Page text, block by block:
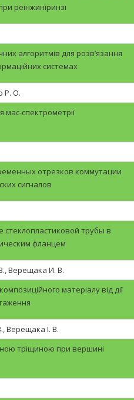
реінжиніринзі
алгоритмів для розв’язання
системах
Р. О.
мас-спектрометрії
отрезков коммутации
сигналов
стеклопластиковой трубы в
фланцем
Верещака И. В.
матеріалу від дії
Верещака І. В.
тріщиною при вершині